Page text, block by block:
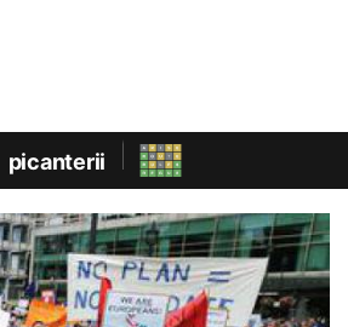
picanterii